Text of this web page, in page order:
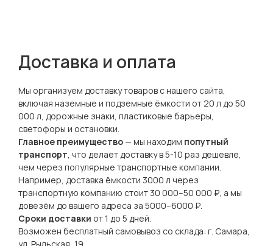
Доставка и оплата
Мы организуем доставку товаров с нашего сайта,
включая наземные и подземные ёмкости от 20 л до 50
000 л, дорожные знаки, пластиковые барьеры,
светофоры и остановки.
Главное преимущество— мы находим попутный
транспорт, что делает доставку в 5-10 раз дешевле,
чем через популярные транспортные компании.
Например, доставка ёмкости 3000 л через
транспортную компанию стоит 30 000–50 000 ₽, а мы
довезём до вашего адреса за 5000–6000 ₽.
Сроки доставки от 1 до 5 дней.
Возможен бесплатный самовывоз со склада: г. Самара,